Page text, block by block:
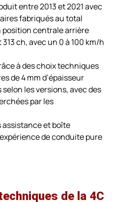
entre 2013 et 2021 avec
fabriqués au total
position centrale arrière
ch, avec un 0 à 100 km/h
à des choix techniques
de 4 mm d’épaisseur
selon les versions, avec des
par les
et boîte
de conduite pure
de la 4C